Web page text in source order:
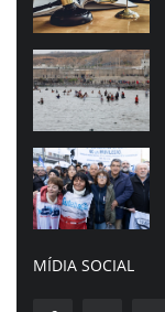
MÍDIA SOCIAL